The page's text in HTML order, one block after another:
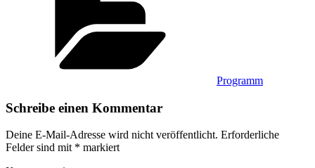
Programm
Schreibe einen Kommentar
Deine E-Mail-Adresse wird nicht veröffentlicht. Erforderliche
Felder sind mit * markiert